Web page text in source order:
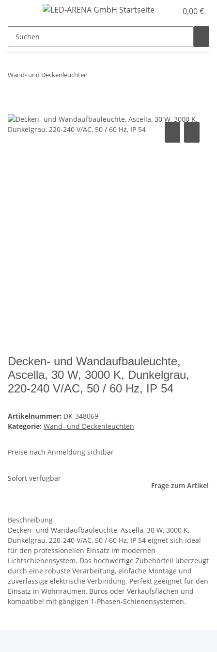
0,00 €
Wand- und Deckenleuchten
Decken- und Wandaufbauleuchte,
Ascella, 30 W, 3000 K, Dunkelgrau,
220-240 V/AC, 50 / 60 Hz, IP 54
Artikelnummer: DK-348069
Kategorie: Wand- und Deckenleuchten
Preise nach Anmeldung sichtbar
Sofort verfügbar
Frage zum Artikel
Beschreibung
Decken- und Wandaufbauleuchte, Ascella, 30 W, 3000 K,
Dunkelgrau, 220-240 V/AC, 50 / 60 Hz, IP 54 eignet sich ideal
für den professionellen Einsatz im modernen
Lichtschienensystem. Das hochwertige Zubehörteil überzeugt
durch eine robuste Verarbeitung, einfache Montage und
zuverlässige elektrische Verbindung. Perfekt geeignet für den
Einsatz in Wohnräumen, Büros oder Verkaufsflächen und
kompatibel mit gängigen 1-Phasen-Schienensystemen.